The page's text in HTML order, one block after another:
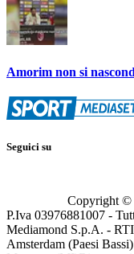
Amorim non si
Seguici su
Copyright ©
P.Iva 03976881007 -
Mediamond S.p.A. -
Amsterdam (Paesi